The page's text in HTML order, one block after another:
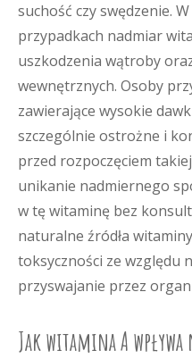
suchość czy swędzenie.
przypadkach nadmiar
uszkodzenia wątroby
wewnętrznych. Osoby
zawierające wysokie
szczególnie ostrożne i
przed rozpoczęciem
unikanie nadmiernego
w tę witaminę bez
naturalne źródła
toksyczności ze względu
przyswajanie przez
Jak witamina A